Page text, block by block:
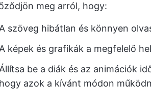
meg arról, hogy:
A szöveg hibátlan és könnyen
A képek és grafikák a megfelelő
Állítsa be a diák és az animációk
hogy azok a kívánt módon